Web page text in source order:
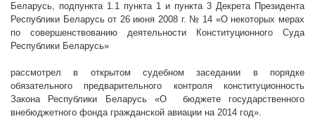
Беларусь, подпункта 1.1 пункта 1 и пункта 3 Декрета Президента
Республики Беларусь от 26 июня 2008 г. № 14 «О некоторых мерах
по совершенствованию деятельности Конституционного Суда
Республики Беларусь»
рассмотрел в открытом судебном заседании в порядке
обязательного предварительного контроля конституционность
Закона Республики Беларусь «О бюджете государственного
внебюджетного фонда гражданской авиации на 2014 год».